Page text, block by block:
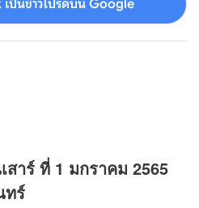
ป็นข่าวโปรดบน Google
สาร์ ที่ 1 มกราคม 2565
ทร์